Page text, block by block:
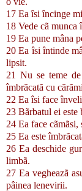
17 Ea îsi încinge
18 Vede cã munca
19 Ea pune mâna
20 Ea îsi întinde
lipsit.
21 Nu se teme
îmbrãcatã cu
22 Ea îsi face
23 Bãrbatul ei
24 Ea face
25 Ea este
26 Ea deschide
limbã.
27 Ea vegheazã
pâinea lenevirii.